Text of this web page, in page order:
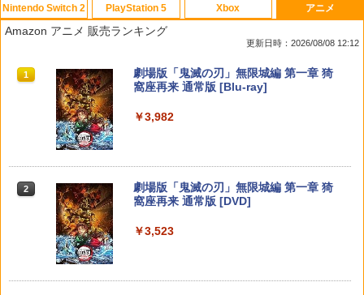
1
METAL GEAR SOLID : MASTER COLL
ECTION Vol.2 【Switch2】 RL204-J1
￥6,720
1
PS5コントローラー用 アナログスティッ
クカバープラス ブラック デュアルセン
ス デュアルショック対応 コロンバスサ
料】 【最強翌日配送】
2
ョン5ソフト／アクション・ゲーム
3
【特典】夢灯華 -Noctuary- PS5版
1 【中古】Wii Sports
東風戦 半荘戦 一発 フリテンリーチ ツモ
ピンフ
￥3,500
1
【中古】【未使用品】トイ・ストーリー
3 [DVDのみ]
Nintendo Switch 2
1
スプラトゥーン レイダース|オンライン
コード版
￥5,832
2 スプラトゥーン レイダース -Switch2
PlayStation 5
1
PlayStation 5 デジタル・エディション
日本語専用 Console Language: Japan
2
Beast of Reincarnation -PS5 【特典】
プロダクトコード 封入
￥7,286
Xbox
1
【純正品】Xbox ワイヤレス コントロー
ラー + USB-C® ケーブル
￥8,300
ラー (ロボット ホワイト)
3
アニメ
Amazon アニメ 販売ランキング
更新日時：2026/08/08 12:12
1
劇場版「鬼滅の刃」無限城編 第一章 猗
窩座再来 通常版 [Blu-ray]
￥3,982
2
劇場版「鬼滅の刃」無限城編 第一章 猗
窩座再来 通常版 [DVD]
￥3,523